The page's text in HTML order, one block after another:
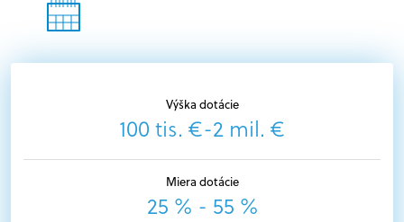
Výška dotácie
100 tis. €-2 mil. €
Miera dotácie
25 % - 55 %